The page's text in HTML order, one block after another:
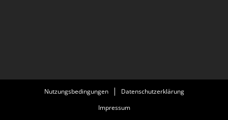
Nutzungsbedingungen
Datenschutzerklärung
Impressum